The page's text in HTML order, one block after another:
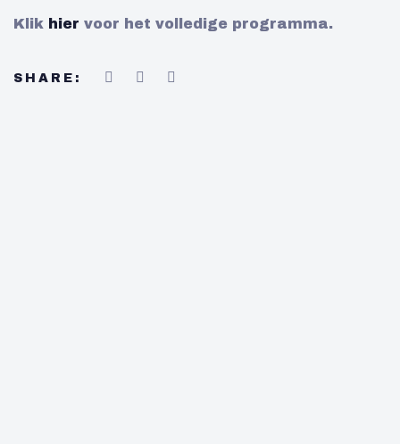
Klik hier voor het volledige programma.
SHARE: